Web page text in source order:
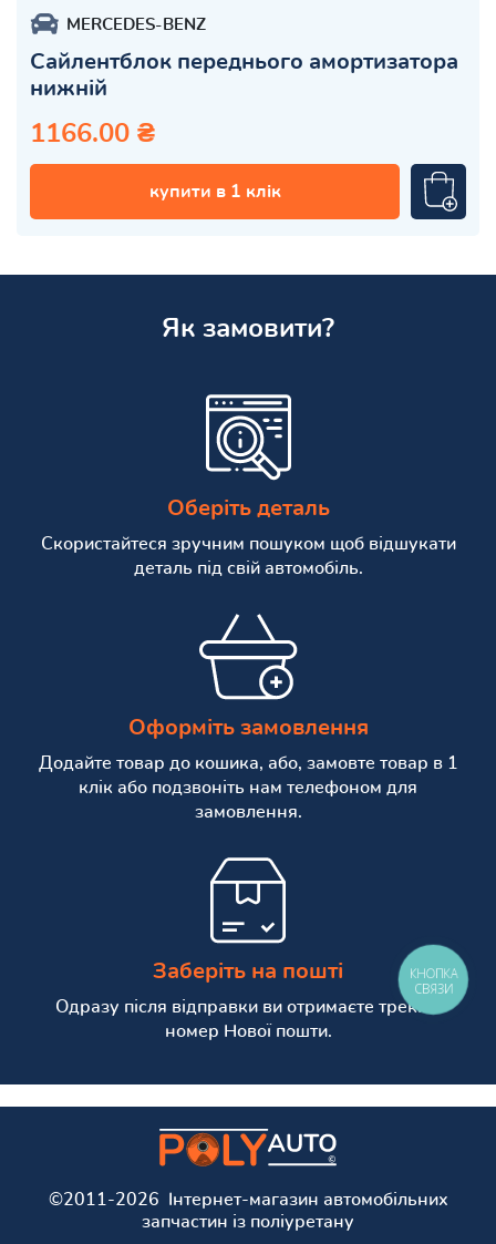
MERCEDES-BENZ
Сайлентблок переднього амортизатора
нижній
1166.00 ₴
купити в 1 клік
Як замовити?
Оберіть деталь
Скористайтеся зручним пошуком щоб відшукати
деталь під свій автомобіль.
Оформіть замовлення
Додайте товар до кошика, або, замовте товар в 1
клік або подзвоніть нам телефоном для
замовлення.
Заберіть на пошті
Одразу після відправки ви отримаєте трекінг
номер Нової пошти.
©2011-2026 Інтернет-магазин автомобільних
запчастин із поліуретану
КНОПКА
СВЯЗИ